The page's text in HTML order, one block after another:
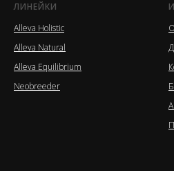
ЛИНЕЙКИ
Alleva Holistic
Alleva Natural
Alleva Equilibrium
Neobreeder